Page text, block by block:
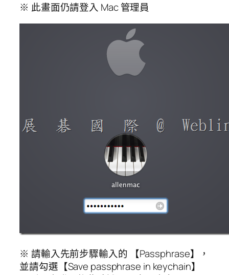
※ 此畫面仍請登入 Mac 管理員
※ 請輸入先前步驟輸入的 【Passphrase】，
並請勾選【Save passphrase in keychain】